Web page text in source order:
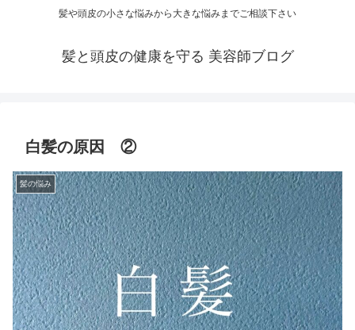
髪や頭皮の小さな悩みから大きな悩みまでご相談下さい
髪と頭皮の健康を守る 美容師ブログ
白髪の原因 ②
髪の悩み